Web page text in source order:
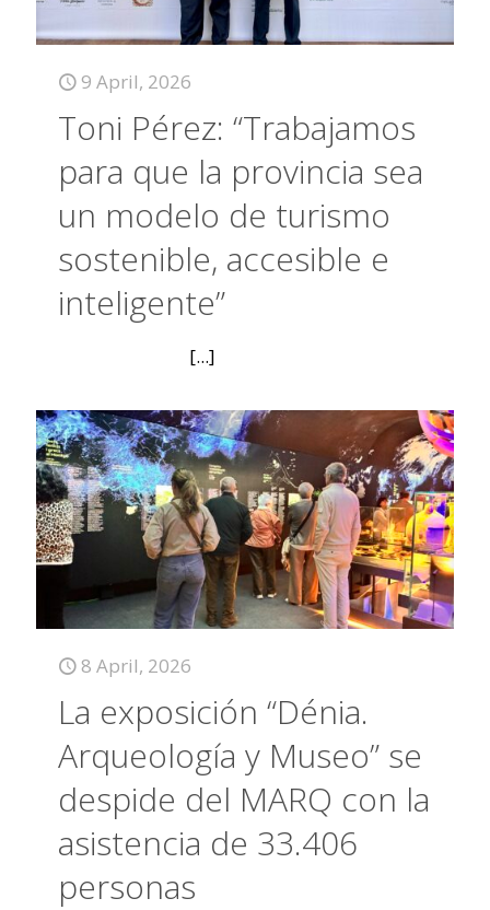
9 April, 2026
Toni Pérez: “Trabajamos
para que la provincia sea
un modelo de turismo
sostenible, accesible e
inteligente”
[...]
8 April, 2026
La exposición “Dénia.
Arqueología y Museo” se
despide del MARQ con la
asistencia de 33.406
personas